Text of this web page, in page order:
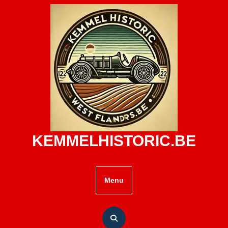
KEMMELHISTORIC.BE
Menu